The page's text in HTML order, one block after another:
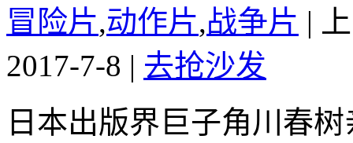
冒险片,动作片,战争片 |
2017-7-8 | 去抢沙发
日本出版界巨子角川春